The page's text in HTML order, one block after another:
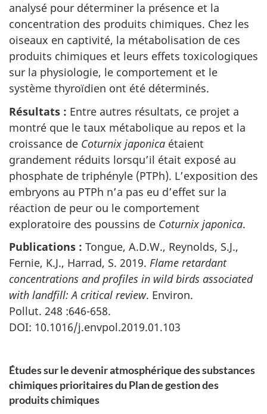
analysé pour déterminer la présence et la
concentration des produits chimiques. Chez les
oiseaux en captivité, la métabolisation de ces
produits chimiques et leurs effets toxicologiques
sur la physiologie, le comportement et le
système thyroïdien ont été déterminés.
Résultats : Entre autres résultats, ce projet a
montré que le taux métabolique au repos et la
croissance de Coturnix japonica étaient
grandement réduits lorsqu’il était exposé au
phosphate de triphényle (PTPh). L’exposition des
embryons au PTPh n’a pas eu d’effet sur la
réaction de peur ou le comportement
exploratoire des poussins de Coturnix japonica.
Publications : Tongue, A.D.W., Reynolds, S.J.,
Fernie, K.J., Harrad, S. 2019. Flame retardant
concentrations and profiles in wild birds associated
with landfill: A critical review. Environ.
Pollut. 248 :646-658.
DOI: 10.1016/j.envpol.2019.01.103
Études sur le devenir atmosphérique des substances
chimiques prioritaires du Plan de gestion des
produits chimiques